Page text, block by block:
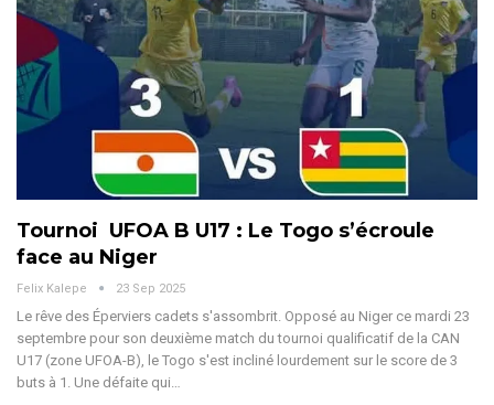
Tournoi UFOA B U17 : Le Togo s’écroule
face au Niger
Felix Kalepe 23 Sep 2025
Le rêve des Éperviers cadets s'assombrit. Opposé au Niger ce mardi 23
septembre pour son deuxième match du tournoi qualificatif de la CAN
U17 (zone UFOA-B), le Togo s'est incliné lourdement sur le score de 3
buts à 1. Une défaite qui